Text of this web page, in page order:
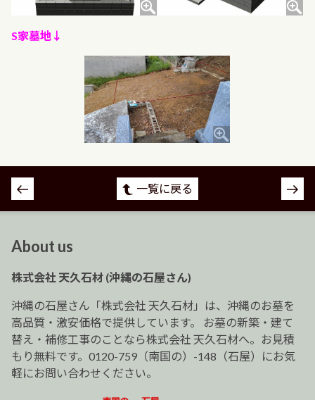
S家墓地↓
投
稿
ゲ
ー
シ
ョ
ン
一覧に戻る
About us
株式会社 天久石材 (沖縄の石屋さん)
沖縄の石屋さん「株式会社 天久石材」は、沖縄のお墓を
高品質・激安価格で提供しています。 お墓の新築・建て
替え・補修工事のことなら株式会社 天久石材へ。お見積
もり無料です。0120-759（南国の）-148（石屋）にお気
軽にお問い合わせください。